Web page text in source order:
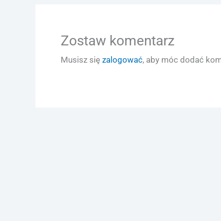
Zostaw komentarz
Musisz się zalogować, aby móc dodać